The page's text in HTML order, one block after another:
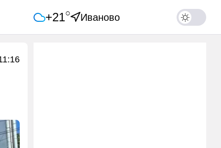
+21○ Иваново